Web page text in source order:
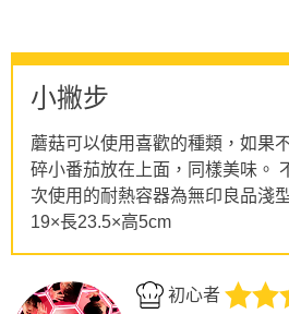
小撇步
蘑菇可以使用喜歡的種類，如果
碎小番茄放在上面，同樣美味。
次使用的耐熱容器為無印良品淺
19×長23.5×高5cm
初心者